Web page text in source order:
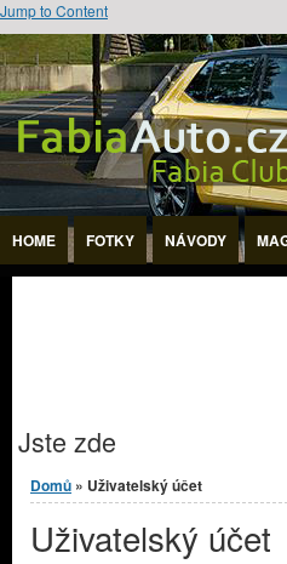
Jump to Content
HOME FOTKY NÁVODY
Jste zde
Domů » Uživatelský účet
Uživatelský účet